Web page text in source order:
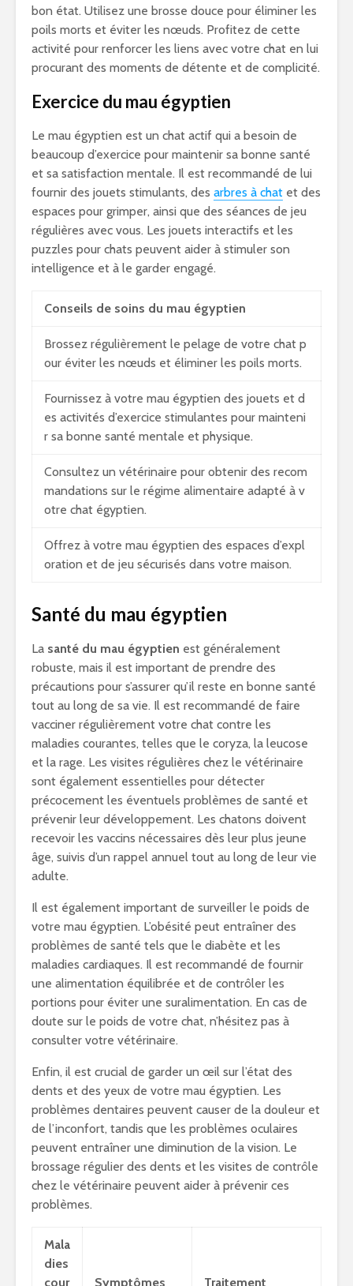
bon état. Utilisez une brosse douce pour éliminer les
poils morts et éviter les nœuds. Profitez de cette
activité pour renforcer les liens avec votre chat en lui
procurant des moments de détente et de complicité.
Exercice du mau égyptien
Le mau égyptien est un chat actif qui a besoin de
beaucoup d’exercice pour maintenir sa bonne santé
et sa satisfaction mentale. Il est recommandé de lui
fournir des jouets stimulants, des arbres à chat et des
espaces pour grimper, ainsi que des séances de jeu
régulières avec vous. Les jouets interactifs et les
puzzles pour chats peuvent aider à stimuler son
intelligence et à le garder engagé.
Conseils de soins du mau égyptien
Brossez régulièrement le pelage de votre chat p
our éviter les nœuds et éliminer les poils morts.
Fournissez à votre mau égyptien des jouets et d
es activités d’exercice stimulantes pour mainteni
r sa bonne santé mentale et physique.
Consultez un vétérinaire pour obtenir des recom
mandations sur le régime alimentaire adapté à v
otre chat égyptien.
Offrez à votre mau égyptien des espaces d’expl
oration et de jeu sécurisés dans votre maison.
Santé du mau égyptien
La santé du mau égyptien est généralement
robuste, mais il est important de prendre des
précautions pour s’assurer qu’il reste en bonne santé
tout au long de sa vie. Il est recommandé de faire
vacciner régulièrement votre chat contre les
maladies courantes, telles que le coryza, la leucose
et la rage. Les visites régulières chez le vétérinaire
sont également essentielles pour détecter
précocement les éventuels problèmes de santé et
prévenir leur développement. Les chatons doivent
recevoir les vaccins nécessaires dès leur plus jeune
âge, suivis d’un rappel annuel tout au long de leur vie
adulte.
Il est également important de surveiller le poids de
votre mau égyptien. L’obésité peut entraîner des
problèmes de santé tels que le diabète et les
maladies cardiaques. Il est recommandé de fournir
une alimentation équilibrée et de contrôler les
portions pour éviter une suralimentation. En cas de
doute sur le poids de votre chat, n’hésitez pas à
consulter votre vétérinaire.
Enfin, il est crucial de garder un œil sur l’état des
dents et des yeux de votre mau égyptien. Les
problèmes dentaires peuvent causer de la douleur et
de l’inconfort, tandis que les problèmes oculaires
peuvent entraîner une diminution de la vision. Le
brossage régulier des dents et les visites de contrôle
chez le vétérinaire peuvent aider à prévenir ces
problèmes.
Mala
dies
cour
Symptômes Traitement